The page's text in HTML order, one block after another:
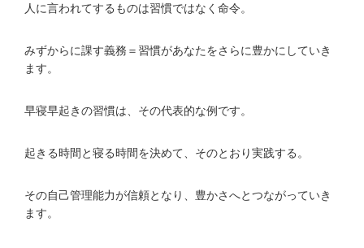
人に言われてするものは習慣ではなく命令。
みずからに課す義務＝習慣があなたをさらに豊かにしていき
ます。
早寝早起きの習慣は、その代表的な例です。
起きる時間と寝る時間を決めて、そのとおり実践する。
その自己管理能力が信頼となり、豊かさへとつながっていき
ます。